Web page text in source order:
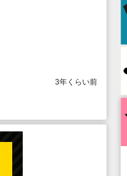
3年くらい前